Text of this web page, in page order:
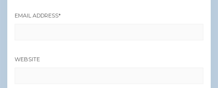
EMAIL ADDRESS*
WEBSITE